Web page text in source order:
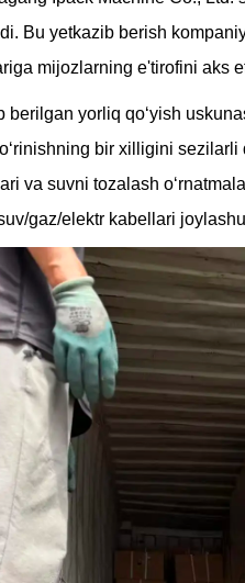
Bu yetkazib berish
mijozlarning e'tirofini aks
berilgan yorliq qo‘yish
bir xilligini
va suvni tozalash
gaz/elektr kabellari